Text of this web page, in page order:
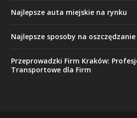
Najlepsze auta miejskie na rynku
Najlepsze sposoby na
Przeprowadzki Firm Kraków:
Transportowe dla Firm